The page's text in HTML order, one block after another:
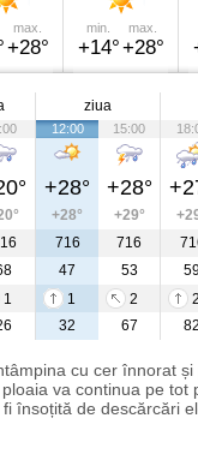
max.
+28°
min.
+14°
max.
+28°
ziua
12:00 15:00
+28° +28°
+28° +29°
716 716
47 53
1 1 2 2
32 67 82
cu cer înnorat și
va continua pe tot
însoțită de descărcări